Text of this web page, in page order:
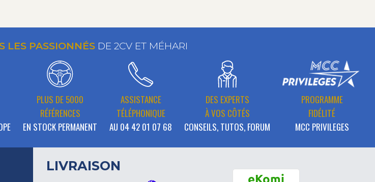
LES PASSIONNÉS DE 2CV ET MÉHARI
PLUS DE 5000
RÉFÉRENCES
EN STOCK PERMANENT
ASSISTANCE
TÉLÉPHONIQUE
AU 04 42 01 07 68
DES EXPERTS
À VOS CÔTÉS
CONSEILS, TUTOS, FORUM
PROGRAMME
FIDÉLITÉ
MCC PRIVILEGES
LIVRAISON